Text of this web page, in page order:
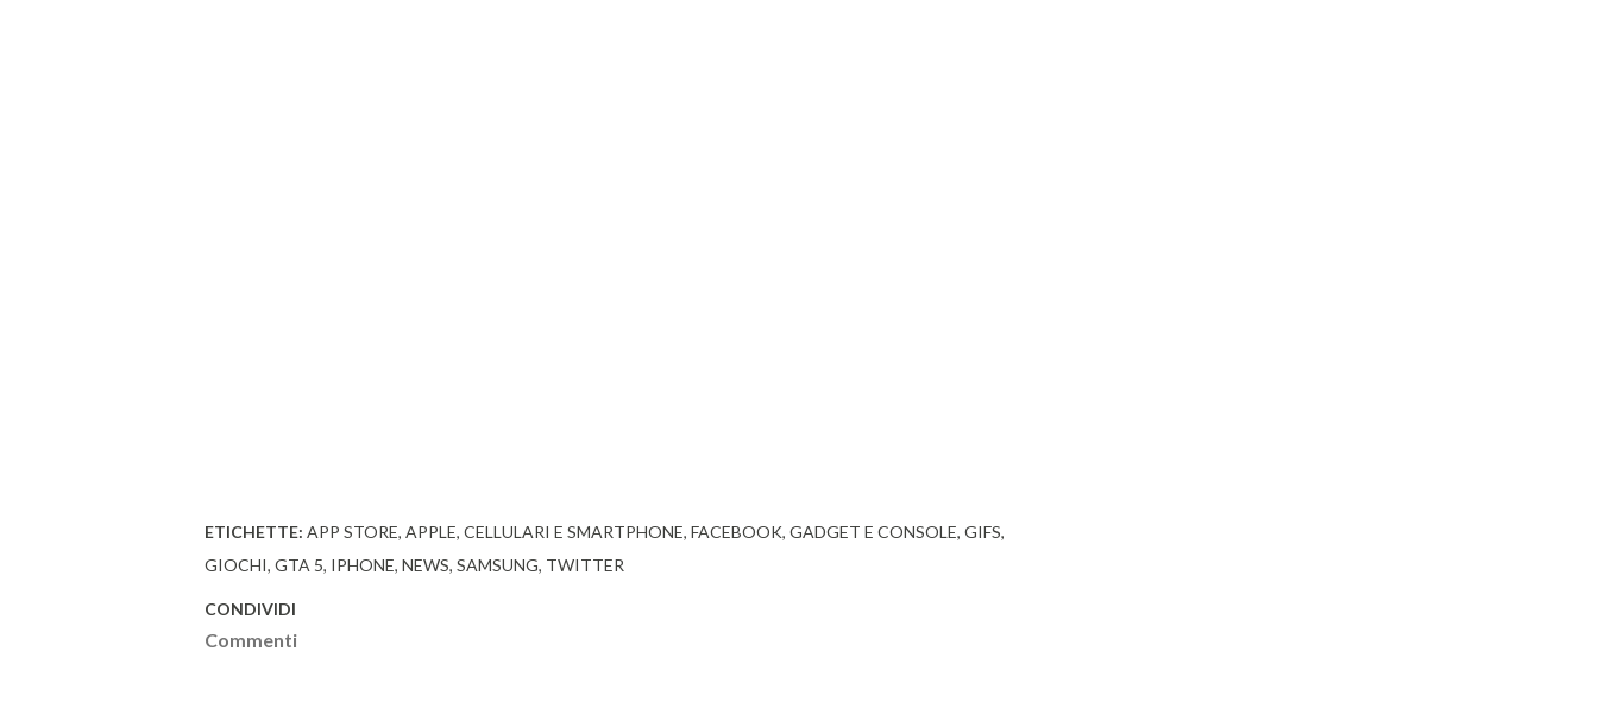
ETICHETTE: APP STORE APPLE CELLULARI E SMARTPHONE FACEBOOK GADGET E CONSOLE GIFS
GIOCHI GTA 5 IPHONE NEWS SAMSUNG TWITTER
CONDIVIDI
Commenti